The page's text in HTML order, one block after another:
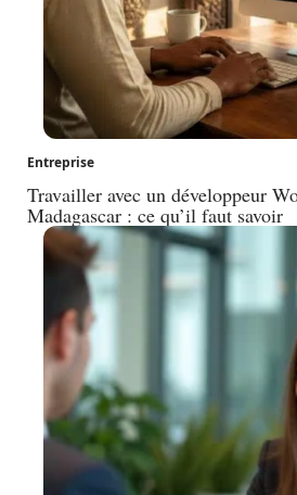
Entreprise
Travailler avec un développeur
Madagascar : ce qu’il faut savoir